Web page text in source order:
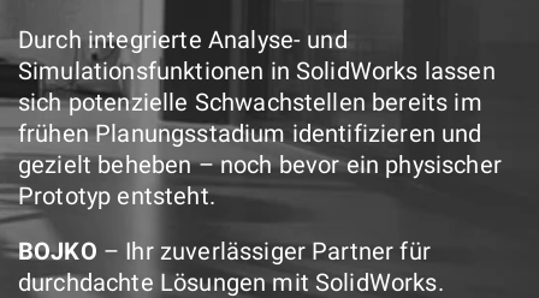
Durch integrierte Analyse- und
Simulationsfunktionen in SolidWorks lassen
sich potenzielle Schwachstellen bereits im
frühen Planungsstadium identifizieren und
gezielt beheben – noch bevor ein physischer
Prototyp entsteht.
BOJKO – Ihr zuverlässiger Partner für
durchdachte Lösungen mit SolidWorks.